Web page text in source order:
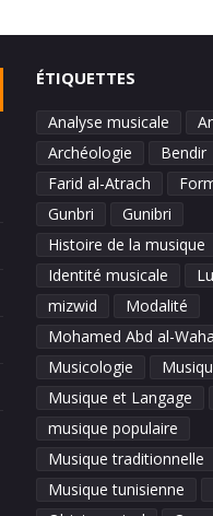
RECHERCHE
ÉTIQUETTES
Analyse musicale
Archéologie
Bendir
Farid al-Atrach
Gunbri
Gunibri
Histoire de la musique
Identité musicale
mizwid
Modalité
Mohamed Abd al-
Musicologie
Musique et Langage
musique populaire
Musique traditionnelle
Musique tunisienne